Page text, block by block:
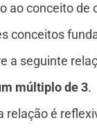
ao conceito de
conceitos
a seguinte
múltiplo de 3.
relação é